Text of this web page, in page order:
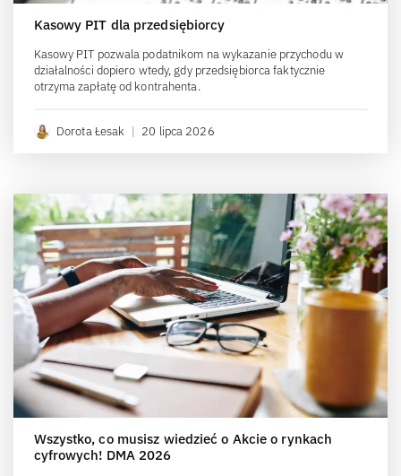
Kasowy PIT dla przedsiębiorcy
Kasowy PIT pozwala podatnikom na wykazanie przychodu w
działalności dopiero wtedy, gdy przedsiębiorca faktycznie
otrzyma zapłatę od kontrahenta.
Dorota Łesak | 20 lipca 2026
Wszystko, co musisz wiedzieć o Akcie o rynkach
cyfrowych! DMA 2026